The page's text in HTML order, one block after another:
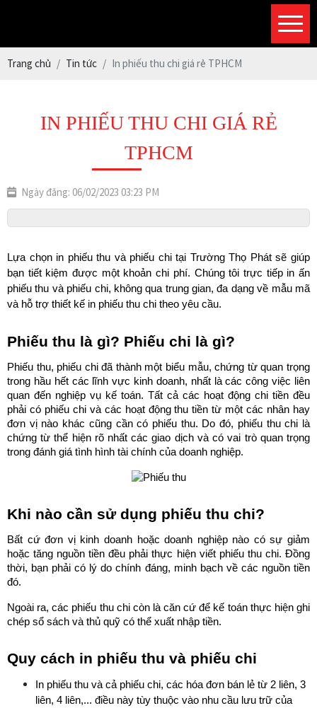
Trang chủ Tin tức In phiếu thu chi giá rẻ TPHCM
IN PHIẾU THU CHI GIÁ RẺ
TPHCM
Ngày đăng: 06/02/2023 03:23 PM
Lựa chọn in phiếu thu và phiếu chi tại Trường Thọ Phát sẽ giúp
bạn tiết kiệm được một khoản chi phí. Chúng tôi trực tiếp in ấn
phiếu thu và phiếu chi, không qua trung gian, đa dạng về mẫu mã
và hỗ trợ thiết kế in phiếu thu chi theo yêu cầu.
Phiếu thu là gì? Phiếu chi là gì?
Phiếu thu, phiếu chi đã thành một biểu mẫu, chứng từ quan trọng
trong hầu hết các lĩnh vực kinh doanh, nhất là các công việc liên
quan đến nghiệp vụ kế toán. Tất cả các hoạt động chi tiền đều
phải có phiếu chi và các hoạt động thu tiền từ một các nhân hay
đơn vị nào khác cũng cần có phiếu thu. Do đó, phiếu thu chi là
chứng từ thể hiện rõ nhất các giao dịch và có vai trò quan trọng
trong đánh giá tình hình tài chính của doanh nghiệp.
Khi nào cần sử dụng phiếu thu chi?
Bất cứ đơn vị kinh doanh hoặc doanh nghiệp nào có sự giảm
hoặc tăng nguồn tiền đều phải thực hiện viết phiếu thu chi. Đồng
thời, bạn phải có lý do chính đáng, minh bạch về các nguồn tiền
đó.
Ngoài ra, các phiếu thu chi còn là căn cứ để kế toán thực hiện ghi
chép sổ sách và thủ quỹ có thể xuất nhập tiền.
Quy cách in phiếu thu và phiếu chi
In phiếu thu và cả phiếu chi, các hóa đơn bán lẻ từ 2 liên, 3
liên, 4 liên,... điều này tùy thuộc vào nhu cầu lưu trữ của